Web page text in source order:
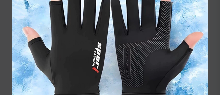
STNK asli
KTP asli sesuai identitas
SKPD (Notice Pajak) asli
BPKB asli dan fotokopi
Ikuti panduan langkah demi langkah berikut: